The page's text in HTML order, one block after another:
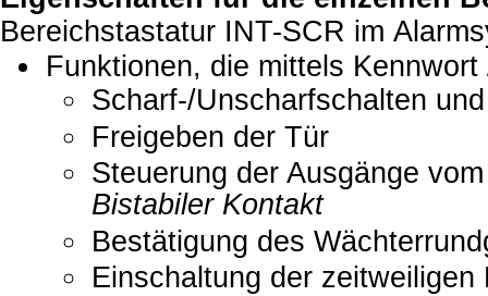
Bereichstastatur INT-SCR im
Funktionen, die mittels
Scharf-/Unscharfschalten
Freigeben der Tür
Steuerung der Ausgänge
Bistabiler Kontakt
Bestätigung des
Einschaltung der zeitweiligen